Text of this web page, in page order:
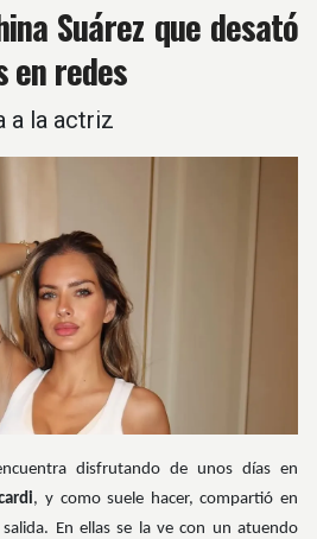
Suárez que desató
en redes
a la actriz
disfrutando de unos días en
, y como suele hacer, compartió en
En ellas se la ve con un atuendo